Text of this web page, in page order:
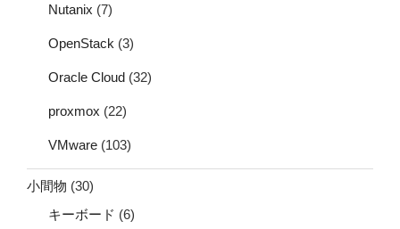
Nutanix (7)
OpenStack (3)
Oracle Cloud (32)
proxmox (22)
VMware (103)
小間物 (30)
キーボード (6)